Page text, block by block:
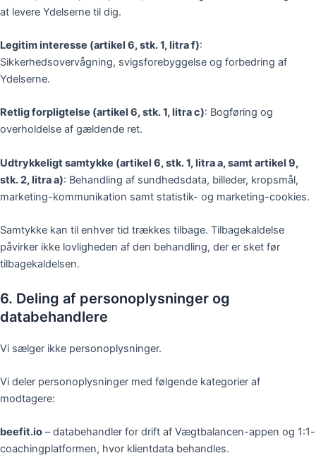
at levere Ydelserne til dig.
Legitim interesse (artikel 6, stk. 1, litra f):
Sikkerhedsovervågning, svigsforebyggelse og forbedring af
Ydelserne.
Retlig forpligtelse (artikel 6, stk. 1, litra c): Bogføring og
overholdelse af gældende ret.
Udtrykkeligt samtykke (artikel 6, stk. 1, litra a, samt artikel 9,
stk. 2, litra a): Behandling af sundhedsdata, billeder, kropsmål,
marketing-kommunikation samt statistik- og marketing-cookies.
Samtykke kan til enhver tid trækkes tilbage. Tilbagekaldelse
påvirker ikke lovligheden af den behandling, der er sket før
tilbagekaldelsen.
6. Deling af personoplysninger og
databehandlere
Vi sælger ikke personoplysninger.
Vi deler personoplysninger med følgende kategorier af
modtagere:
beefit.io – databehandler for drift af Vægtbalancen-appen og 1:1-
coachingplatformen, hvor klientdata behandles.